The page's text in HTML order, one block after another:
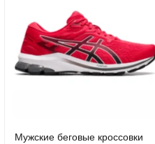
Мужские беговые кроссовки